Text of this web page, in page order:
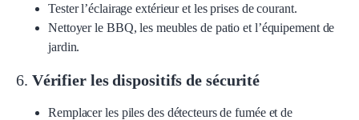
Tester l’éclairage extérieur et les prises de courant.
Nettoyer le BBQ, les meubles de patio et l’équipement de
jardin.
6. Vérifier les dispositifs de sécurité
Remplacer les piles des détecteurs de fumée et de